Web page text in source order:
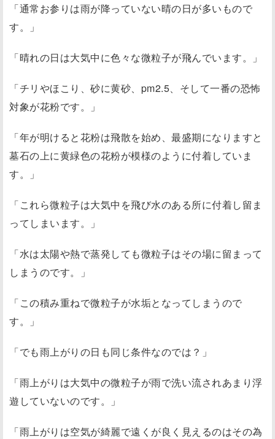
「通常お参りは雨が降っていない晴の日が多いもので
す。」
「晴れの日は大気中に色々な微粒子が飛んでいます。」
「チリやほこり、砂に黄砂、pm2.5、そして一番の恐怖
対象が花粉です。」
「年が明けると花粉は飛散を始め、最盛期になりますと
墓石の上に黄緑色の花粉が模様のように付着していま
す。」
「これら微粒子は大気中を飛び水のある所に付着し留ま
ってしまいます。」
「水は太陽や熱で蒸発しても微粒子はその場に留まって
しまうのです。」
「この積み重ねで微粒子が水垢となってしまうので
す。」
「でも雨上がりの日も同じ条件なのでは？」
「雨上がりは大気中の微粒子が雨で洗い流されあまり浮
遊していないのです。」
「雨上がりは空気が綺麗で遠くが良く見えるのはその為